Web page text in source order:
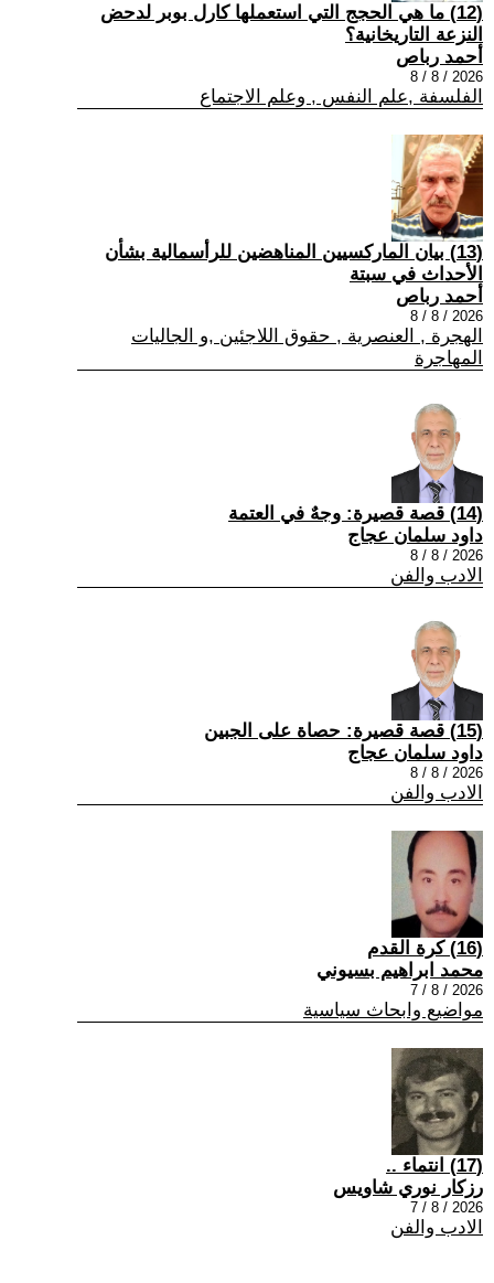
(12) ما هي الحجج التي استعملها كارل بوبر لدحض
النزعة التاريخانية؟
أحمد رباص
2026 / 8 / 8
الفلسفة ,علم النفس , وعلم الاجتماع
(13) بيان الماركسيين المناهضين للرأسمالية بشأن
الأحداث في سبتة
أحمد رباص
2026 / 8 / 8
الهجرة , العنصرية , حقوق اللاجئين ,و الجاليات
المهاجرة
(14) قصة قصيرة: وجهٌ في العتمة
داود سلمان عجاج
2026 / 8 / 8
الادب والفن
(15) قصة قصيرة: حصاة على الجبين
داود سلمان عجاج
2026 / 8 / 8
الادب والفن
(16) كرة القدم
محمد ابراهيم بسيوني
2026 / 8 / 7
مواضيع وابحاث سياسية
(17) انتماء ..
رزكار نوري شاويس
2026 / 8 / 7
الادب والفن